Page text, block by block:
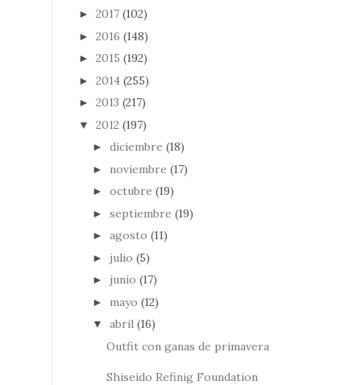
► 2017 (102)
► 2016 (148)
► 2015 (192)
► 2014 (255)
► 2013 (217)
▼ 2012 (197)
► diciembre (18)
► noviembre (17)
► octubre (19)
► septiembre (19)
► agosto (11)
► julio (5)
► junio (17)
► mayo (12)
▼ abril (16)
Outfit con ganas de primavera
Shiseido Refinig Foundation